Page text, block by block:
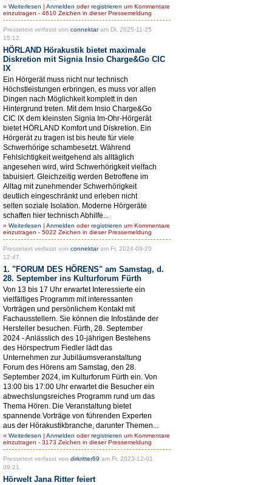
» Weiterlesen | Anmelden oderregistrieren um Kommentare
einzutragen - 4610 Zeichen in dieser Pressemeldung
Pressetext verfasst von connektaram Di, 2025-11-25
15:12.
HÖRLAND Hörakustik bietet maximale
Diskretion mit Signia Insio Charge&Go CIC
IX
Ein Hörgerät muss nicht nur technisch
Höchstleistungen erbringen, es muss vor allen
Dingen nach Möglichkeit komplett in den
Hintergrund treten. Mit dem Insio Charge&Go
CIC IX dem kleinsten Signia Im-Ohr-Hörgerät
bietet HÖRLAND Komfort und Diskretion. Ein
Hörgerät zu tragen ist bis heute für viele
Schwerhörige schambesetzt. Während
Fehlsichtigkeit weitgehend als alltäglich
angesehen wird, wird Schwerhörigkeit vielfach
tabuisiert. Gleichzeitig werden Betroffene im
Alltag mit zunehmender Schwerhörigkeit
deutlich eingeschränkt und erleben nicht
selten soziale Isolation. Moderne Hörgeräte
schaffen hier technisch Abhilfe...
» Weiterlesen | Anmelden oderregistrieren um Kommentare
einzutragen - 5022 Zeichen in dieser Pressemeldung
Pressetext verfasst von connektaram Fr, 2024-09-20
12:47.
1. "FORUM DES HÖRENS" am Samstag, d.
28. September ins Kulturforum Fürth
Von 13 bis 17 Uhr erwartet Interessierte ein
vielfältiges Programm mit interessanten
Vorträgen und persönlichem Kontakt mit
Fachausstellern. Sie können die Infostände der
Hersteller besuchen. Fürth, 28. September
2024 - Anlässlich des 10-jährigen Bestehens
des Hörspectrum Fiedler lädt das
Unternehmen zur Jubiläumsveranstaltung
Forum des Hörens am Samstag, den 28.
September 2024, im Kulturforum Fürth ein. Von
13:00 bis 17:00 Uhr erwartet die Besucher ein
abwechslungsreiches Programm rund um das
Thema Hören. Die Veranstaltung bietet
spannende Vorträge von führenden Experten
aus der Hörakustikbranche, darunter Themen...
» Weiterlesen | Anmelden oderregistrieren um Kommentare
einzutragen - 3173 Zeichen in dieser Pressemeldung
Pressetext verfasst von dirkritter69 am Fr, 2023-12-01
09:21.
Hörwelt Jana Ritter feiert